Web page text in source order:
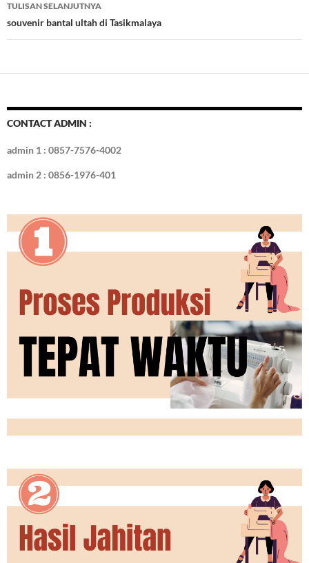
k
TULISAN SELANJUTNYA
souvenir bantal ultah di Tasikmalaya
CONTACT ADMIN :
admin 1 : 0857-7576-4002
admin 2 : 0856-1976-401